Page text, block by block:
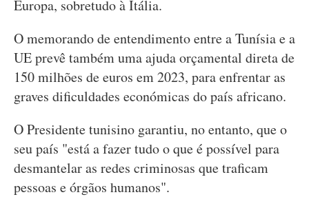
Europa, sobretudo à Itália.
O memorando de entendimento entre a Tunísia e a
UE prevê também uma ajuda orçamental direta de
150 milhões de euros em 2023, para enfrentar as
graves dificuldades económicas do país africano.
O Presidente tunisino garantiu, no entanto, que o
seu país "está a fazer tudo o que é possível para
desmantelar as redes criminosas que traficam
pessoas e órgãos humanos".